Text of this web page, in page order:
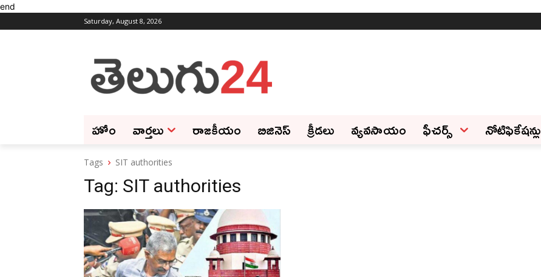
end
Saturday, August 8, 2026
హోం వార్తలు రాజకీయం బిజినెస్‌ క్రీడలు వ్యవసాయం ఫీచ‌ర్స్ ‌ నోటిఫికేషన్లు
Tags SIT authorities
Tag: SIT authorities